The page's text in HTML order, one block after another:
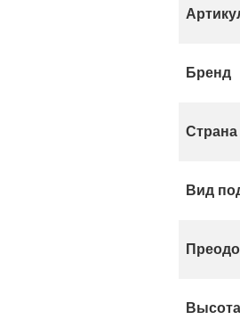
Бренд
Вид